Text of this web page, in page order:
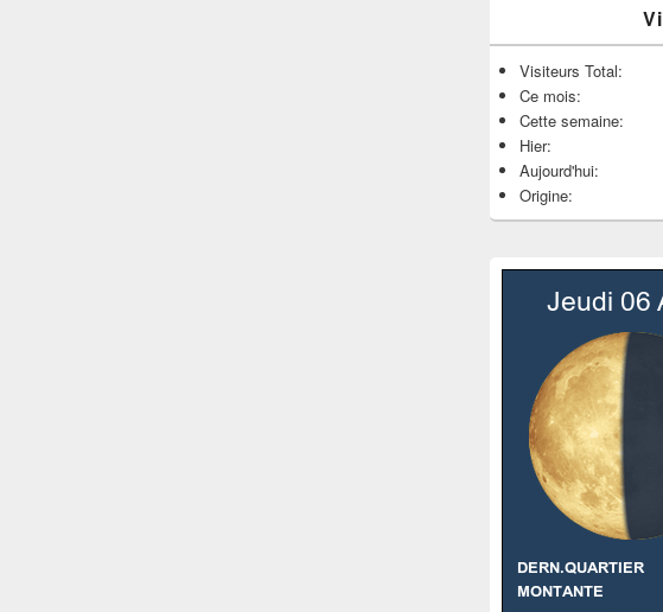
Visiteurs Total:
Ce mois:
Cette semaine:
Hier:
Aujourd'hui:
Origine: